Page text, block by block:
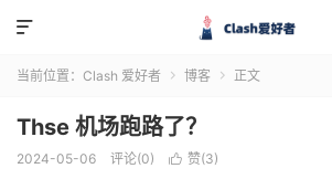

当前位置： Clash 爱好者  博客  正文
Thse 机场跑路了？
2024-05-06 评论(0)  赞(3)